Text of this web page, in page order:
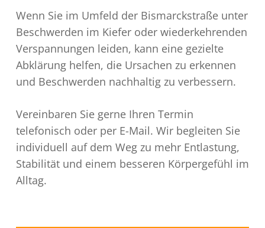
Wenn Sie im Umfeld der Bismarckstraße unter
Beschwerden im Kiefer oder wiederkehrenden
Verspannungen leiden, kann eine gezielte
Abklärung helfen, die Ursachen zu erkennen
und Beschwerden nachhaltig zu verbessern.
Vereinbaren Sie gerne Ihren Termin
telefonisch oder per E-Mail. Wir begleiten Sie
individuell auf dem Weg zu mehr Entlastung,
Stabilität und einem besseren Körpergefühl im
Alltag.